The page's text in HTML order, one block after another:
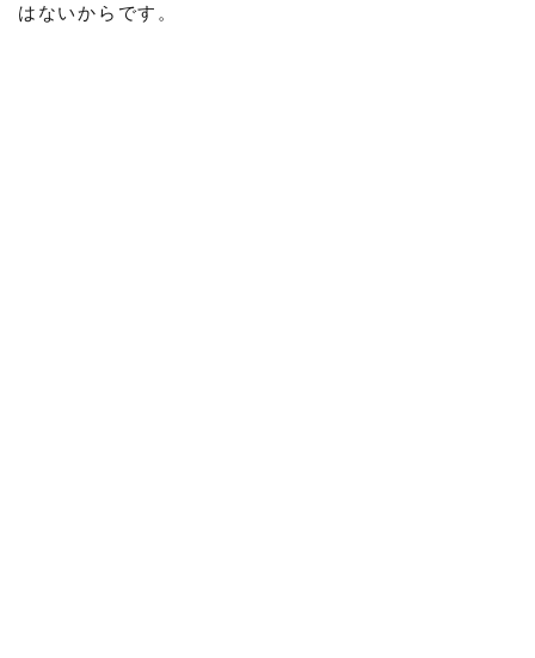
はないからです。